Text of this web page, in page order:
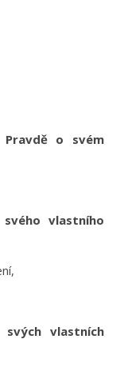
o svém
vlastního
vlastních